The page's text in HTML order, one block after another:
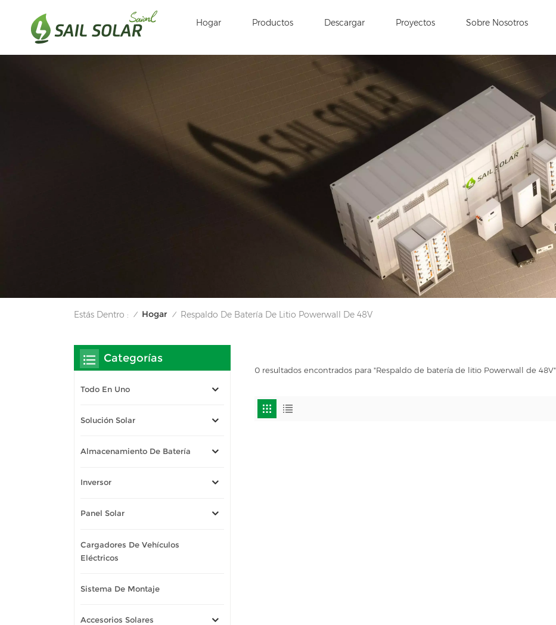
Hogar Productos Descargar Proyectos Sobre Nosotros
Estás Dentro : / Hogar / Respaldo De Batería De Litio Powerwall De 48V
0 resultados encontrados para "Respaldo de batería de litio Powerwall de 48V"
Categorías
Todo En Uno
Solución Solar
Almacenamiento De Batería
Inversor
Panel Solar
Cargadores De Vehículos
Eléctricos
Sistema De Montaje
Accesorios Solares